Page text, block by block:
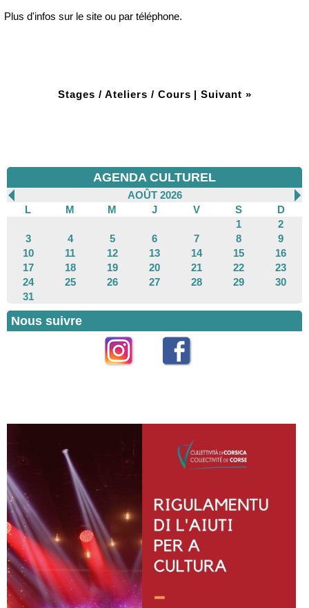
Plus d'infos sur le site ou par téléphone.
Stages / Ateliers / Cours | Suivant »
AGENDA CULTUREL
AOÛT 2026
L
M M J V S
D
1
2
3
4 5 6 7 8
9
10
11 12 13 14 15
16
17
18 19 20 21 22
23
24
25 26 27 28 29
30
31
Nous suivre